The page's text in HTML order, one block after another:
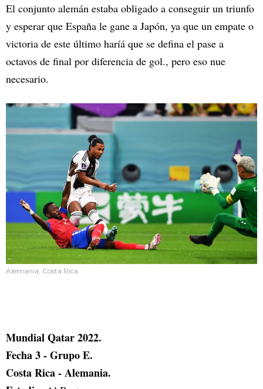
El conjunto alemán estaba obligado a conseguir un triunfo
y esperar que España le gane a Japón, ya que un empate o
victoria de este último haríá que se defina el pase a
octavos de final por diferencia de gol., pero eso nue
necesario.
Alemania, Costa Rica
Mundial Qatar 2022.
Fecha 3 - Grupo E.
Costa Rica - Alemania.